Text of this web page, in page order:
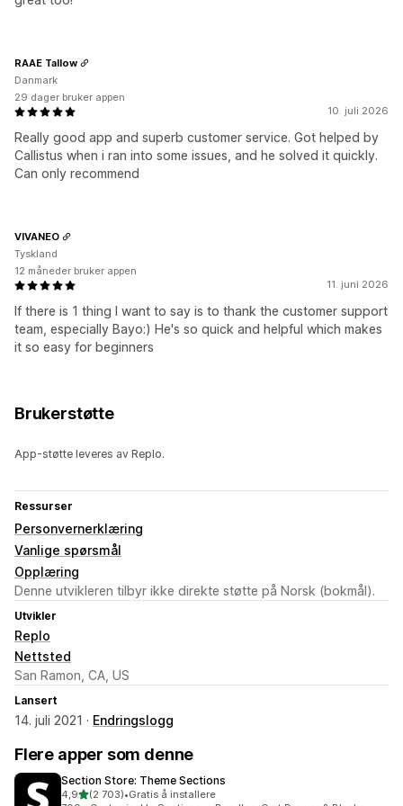
10. juli 2026
Really good app and superb customer service. Got helped by
Callistus when i ran into some issues, and he solved it quickly.
Can only recommend
RAAE Tallow
Danmark
29 dager bruker appen
11. juni 2026
If there is 1 thing I want to say is to thank the customer support
team, especially Bayo:) He's so quick and helpful which makes
it so easy for beginners
VIVANEO
Tyskland
12 måneder bruker appen
Brukerstøtte
App-støtte leveres av Replo.
Ressurser
Personvernerklæring
Vanlige spørsmål
Opplæring
Denne utvikleren tilbyr ikke direkte støtte på Norsk (bokmål).
Utvikler
Replo
Nettsted
San Ramon, CA, US
Lansert
14. juli 2021 · Endringslogg
Flere apper som denne
Section Store: Theme Sections
4,9av 5 stjerner
(2 703)
Totalt 2703 omtaler
•Gratis å installere